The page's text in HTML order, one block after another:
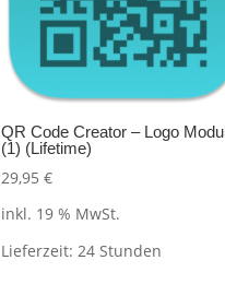
QR Code Creator – Logo Modul
(1) (Lifetime)
29,95 €
inkl. 19 % MwSt.
Lieferzeit: 24 Stunden